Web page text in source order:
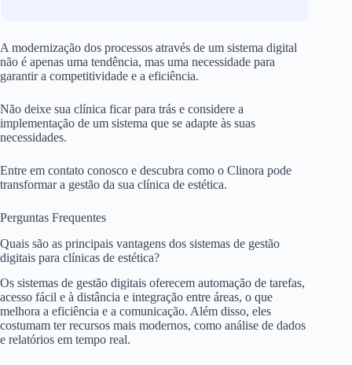
A modernização dos processos através de um sistema digital
não é apenas uma tendência, mas uma necessidade para
garantir a competitividade e a eficiência.
Não deixe sua clínica ficar para trás e considere a
implementação de um sistema que se adapte às suas
necessidades.
Entre em contato conosco e descubra como o Clinora pode
transformar a gestão da sua clínica de estética.
Perguntas Frequentes
Quais são as principais vantagens dos sistemas de gestão
digitais para clínicas de estética?
Os sistemas de gestão digitais oferecem automação de tarefas,
acesso fácil e à distância e integração entre áreas, o que
melhora a eficiência e a comunicação. Além disso, eles
costumam ter recursos mais modernos, como análise de dados
e relatórios em tempo real.